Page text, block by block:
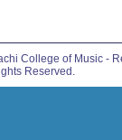
College of Music -
Reserved.